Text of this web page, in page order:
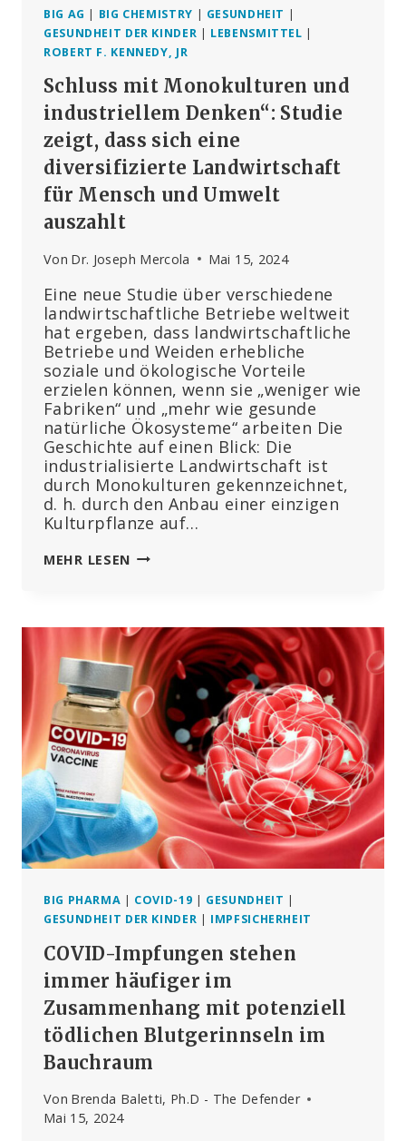
BIG AG | BIG CHEMISTRY | GESUNDHEIT |
GESUNDHEIT DER KINDER | LEBENSMITTEL |
ROBERT F. KENNEDY, JR
Schluss mit Monokulturen und
industriellem Denken“: Studie
zeigt, dass sich eine
diversifizierte Landwirtschaft
für Mensch und Umwelt
auszahlt
Von Dr. Joseph Mercola Mai 15, 2024
Eine neue Studie über verschiedene
landwirtschaftliche Betriebe weltweit
hat ergeben, dass landwirtschaftliche
Betriebe und Weiden erhebliche
soziale und ökologische Vorteile
erzielen können, wenn sie „weniger wie
Fabriken“ und „mehr wie gesunde
natürliche Ökosysteme“ arbeiten Die
Geschichte auf einen Blick: Die
industrialisierte Landwirtschaft ist
durch Monokulturen gekennzeichnet,
d. h. durch den Anbau einer einzigen
Kulturpflanze auf…
MEHR LESEN SCHLUSS
INDUSTRIELLEM
DENKEN“:
STUDIE
ZEIGT,
DASS
SICH
EINE
DIVERSIFIZIERTE
LANDWIRTSCHAFT
FÜR
MENSCH
UND
UMWELT
BIG PHARMA | COVID-19 | GESUNDHEIT |
GESUNDHEIT DER KINDER | IMPFSICHERHEIT
COVID-Impfungen stehen
immer häufiger im
Zusammenhang mit potenziell
tödlichen Blutgerinnseln im
Bauchraum
Von Brenda Baletti, Ph.D - The Defender
Mai 15, 2024